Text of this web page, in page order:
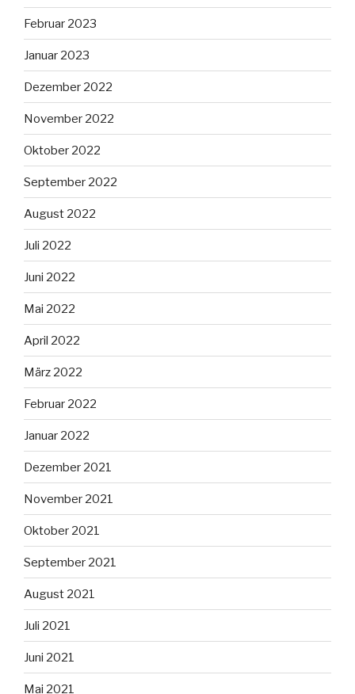
Februar 2023
Januar 2023
Dezember 2022
November 2022
Oktober 2022
September 2022
August 2022
Juli 2022
Juni 2022
Mai 2022
April 2022
März 2022
Februar 2022
Januar 2022
Dezember 2021
November 2021
Oktober 2021
September 2021
August 2021
Juli 2021
Juni 2021
Mai 2021